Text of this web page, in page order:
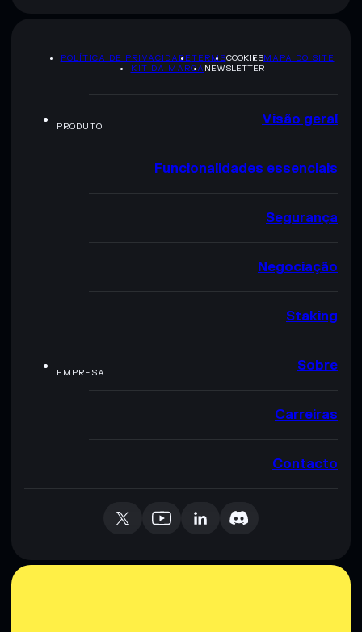
POLÍTICA DE PRIVACIDADETERMSCOOKIESMAPA DO SITE
KIT DA MARCA NEWSLETTER
PRODUTO Visão geral
Funcionalidades essenciais
Segurança
Negociação
Staking
EMPRESA Sobre
Carreiras
Contacto